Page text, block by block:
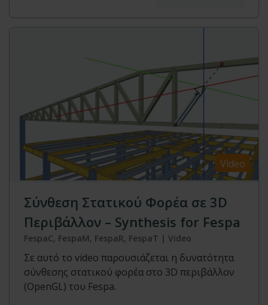
Video
Σύνθεση Στατικού Φορέα σε 3D
Περιβάλλον – Synthesis for Fespa
FespaC, FespaM, FespaR, FespaT | Video
Σε αυτό το video παρουσιάζεται η δυνατότητα
σύνθεσης στατικού φορέα στο 3D περιβάλλον
(OpenGL) του Fespa.